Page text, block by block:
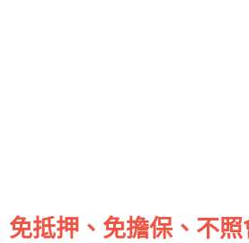
免抵押、免擔保、不